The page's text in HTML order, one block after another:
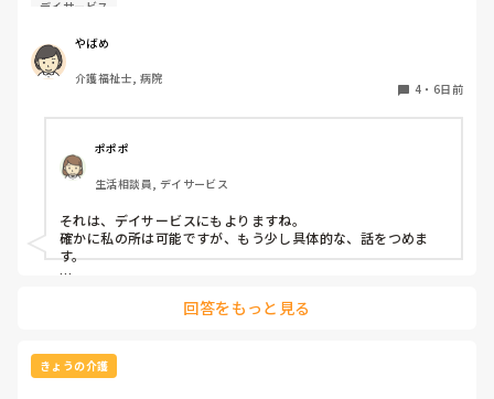
行く前に最終確認してもらう事って可能ですか？
忙しいのに、そんな事を頼むのはどうなのか⋯と思いまし
て、教えて下さい
デイサービス
やばめ
介護福祉士, 病院
4 ・ 6日前
ポポポ
生活相談員, デイサービス
それは、デイサービスにもよりますね。
確かに私の所は可能ですが、もう少し具体的な、話をつめま
す。
なれば、次の人を待たせているので、困ります。ケアマネに、
送迎も決まりがあって、○○時～施設に戻る時間を○○時ま
で！！と決まってます。下手すると、同乗者の全員の利用報酬
回答をもっと見る
きょうの介護